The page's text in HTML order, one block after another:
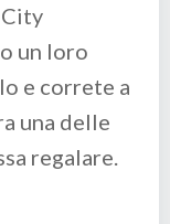
un loro
e correte a
una delle
regalare.